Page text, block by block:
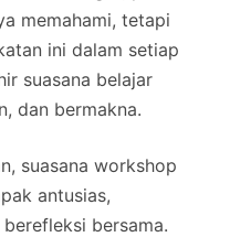
memahami, tetapi
ini dalam setiap
suasana belajar
dan bermakna.
suasana workshop
antusias,
bersama.